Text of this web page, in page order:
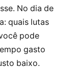
No dia de
quais lutas
pode
gasto
baixo.